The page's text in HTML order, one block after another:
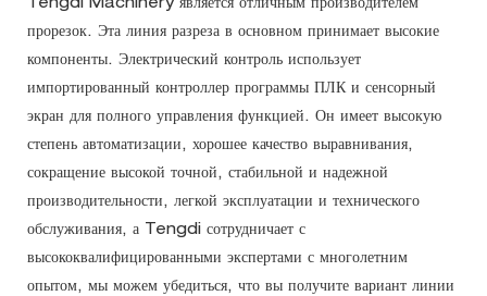
Tengdi Machinery является отличным производителем
прорезок. Эта линия разреза в основном принимает высокие
компоненты. Электрический контроль использует
импортированный контроллер программы ПЛК и сенсорный
экран для полного управления функцией. Он имеет высокую
степень автоматизации, хорошее качество выравнивания,
сокращение высокой точной, стабильной и надежной
производительности, легкой эксплуатации и технического
обслуживания, а Tengdi сотрудничает с
высококвалифицированными экспертами с многолетним
опытом, мы можем убедиться, что вы получите вариант линии